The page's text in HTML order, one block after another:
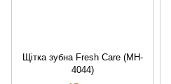
Щітка зубна Fresh Care (MH-
4044)